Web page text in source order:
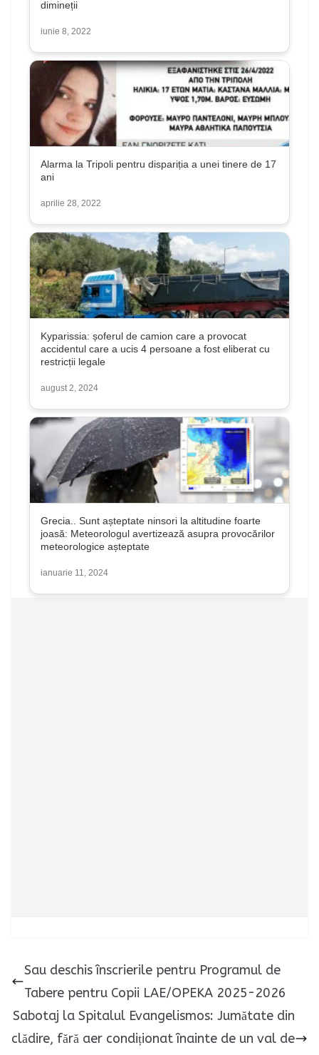
dimineții
iunie 8, 2022
Alarma la Tripoli pentru dispariția a unei tinere de 17
ani
aprilie 28, 2022
Kyparissia: șoferul de camion care a provocat
accidentul care a ucis 4 persoane a fost eliberat cu
restricții legale
august 2, 2024
Grecia.. Sunt așteptate ninsori la altitudine foarte
joasă: Meteorologul avertizează asupra provocărilor
meteorologice așteptate
ianuarie 11, 2024
Sau deschis înscrierile pentru Programul de
Tabere pentru Copii LAE/OPEKA 2025-2026
Sabotaj la Spitalul Evangelismos: Jumătate din
clădire, fără aer condiționat înainte de un val de